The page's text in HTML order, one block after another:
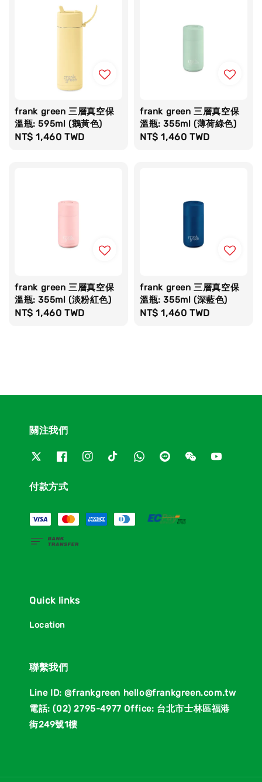
frank green 三層真空保
溫瓶: 595ml (鵝黃色)
Regular
NT$ 1,460 TWD
frank green 三層真空保
溫瓶: 355ml (薄荷綠色)
Regular
NT$ 1,460 TWD
frank green 三層真空保
溫瓶: 355ml (淡粉紅色)
Regular
NT$ 1,460 TWD
frank green 三層真空保
溫瓶: 355ml (深藍色)
Regular
NT$ 1,460 TWD
關注我們
付款方式
Quick links
Location
聯繫我們
Line ID: @frankgreen hello@frankgreen.com.tw
電話: (02) 2795-4977 Office: 台北市士林區福港
街249號1樓